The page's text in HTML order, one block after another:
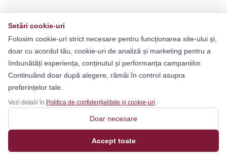
Setări cookie-uri
Folosim cookie-uri strict necesare pentru funcționarea site-ului și,
doar cu acordul tău, cookie-uri de analiză și marketing pentru a
îmbunătăți experiența, conținutul și performanța campaniilor.
Continuând doar după alegere, rămâi în control asupra
preferințelor tale.
Vezi detalii în Politica de confidențialitate și cookie-uri.
Doar necesare
Accept toate